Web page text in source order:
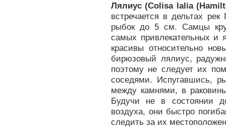
Лялиус (Colisa lalia
встречается в дельтах
рыбок до 5 см. Самцы
самых привлекательных и
красивы относительно
бирюзовый лялиус,
поэтому не следует их
соседями. Испугавшись,
между камнями, в
Будучи не в состоянии
воздуха, они быстро
следить за их